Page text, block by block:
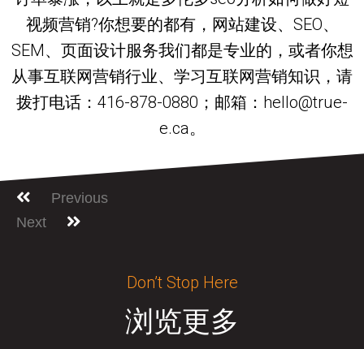
视频营销?你想要的都有，网站建设、SEO、
SEM、页面设计服务我们都是专业的，或者你想
从事互联网营销行业、学习互联网营销知识，请
拨打电话：416-878-0880；邮箱：hello@true-
e.ca。
Previous
Next
Don’t Stop Here
浏览更多